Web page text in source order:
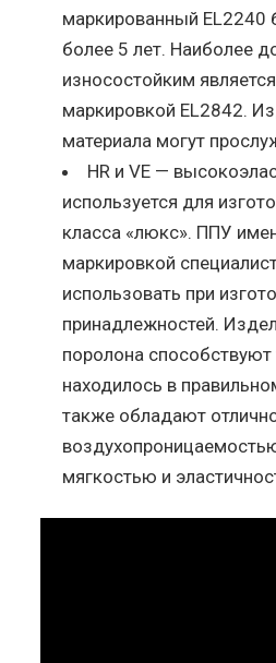
маркированный EL2240
более 5 лет. Наиболее
износостойким
маркировкой EL2842.
материала могут
HR и VE —
используется для
класса «люкс». ППУ
маркировкой
использовать при
принадлежностей.
поролона
находилось в
также обладают
мягкостью и